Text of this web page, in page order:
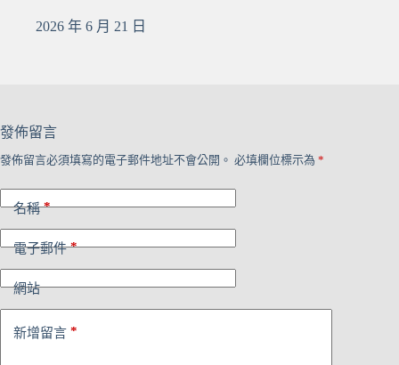
2026 年 6 月 21 日
發佈留言
發佈留言必須填寫的電子郵件地址不會公開。 必填欄位標示為 *
名稱*
電子郵件*
網站
新增留言 *